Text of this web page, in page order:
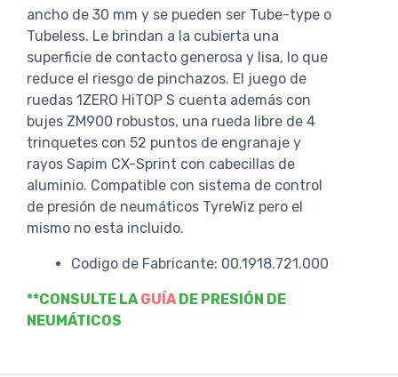
ancho de 30 mm y se pueden ser Tube-type o
Tubeless. Le brindan a la cubierta una
superficie de contacto generosa y lisa, lo que
reduce el riesgo de pinchazos. El juego de
ruedas 1ZERO HiTOP S cuenta además con
bujes ZM900 robustos, una rueda libre de 4
trinquetes con 52 puntos de engranaje y
rayos Sapim CX-Sprint con cabecillas de
aluminio. Compatible con sistema de control
de presión de neumáticos TyreWiz pero el
mismo no esta incluido.
Codigo de Fabricante: 00.1918.721.000
**CONSULTE LA GUÍA DE PRESIÓN DE
NEUMÁTICOS